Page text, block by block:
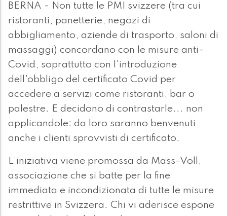
BERNA - Non tutte le PMI svizzere (tra cui
ristoranti, panetterie, negozi di
abbigliamento, aziende di trasporto, saloni di
massaggi) concordano con le misure anti-
Covid, soprattutto con l'introduzione
dell'obbligo del certificato Covid per
accedere a servizi come ristoranti, bar o
palestre. E decidono di contrastarle... non
applicandole: da loro saranno benvenuti
anche i clienti sprovvisti di certificato.
L’iniziativa viene promossa da Mass-Voll,
associazione che si batte per la fine
immediata e incondizionata di tutte le misure
restrittive in Svizzera. Chi vi aderisce espone